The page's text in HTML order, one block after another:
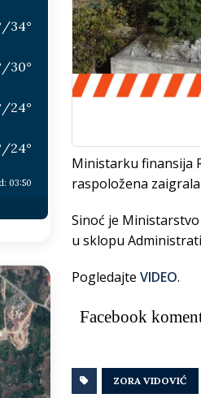
Ministarku finansija
raspoložena
Sinoć je
u sklopu
Pogledajte VIDEO.
Facebook
ZORA VIDOVIĆ
/34°
/30°
/24°
/24°
03:50